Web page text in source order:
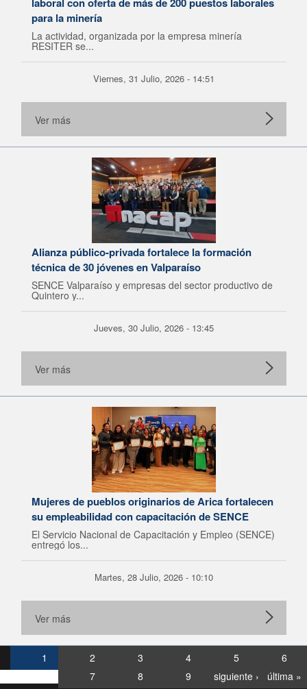
para la minería
La actividad, organizada por la empresa minería
RESITER se...
Viernes, 31 Julio, 2026 - 14:51
Ver más
Alianza público-privada fortalece la formación
técnica de 30 jóvenes en Valparaíso
SENCE Valparaíso y empresas del sector productivo de
Quintero y...
Jueves, 30 Julio, 2026 - 13:45
Ver más
Mujeres de pueblos originarios de Arica fortalecen
su empleabilidad con capacitación de SENCE
El Servicio Nacional de Capacitación y Empleo (SENCE)
entregó los...
Martes, 28 Julio, 2026 - 10:10
Ver más
1 2 3 4 5
6
7
8 9 siguiente › última »